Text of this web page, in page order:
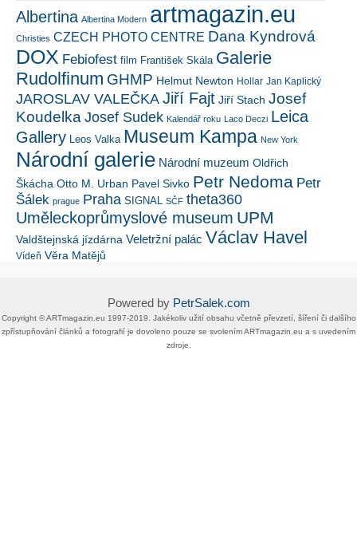
Albertina Albertina Modern artmagazin.eu
Christies CZECH PHOTO CENTRE Dana Kyndrová
DOX Febiofest film František Skála Galerie
Rudolfinum GHMP Helmut Newton Hollar Jan Kaplický
JAROSLAV VALEČKA Jiří Fajt Jiří Stach Josef
Koudelka Josef Sudek Kalendář roku Laco Deczi Leica
Gallery Leos Valka Museum Kampa New York
Národní galerie Národní muzeum Oldřich
Škácha Otto M. Urban Pavel Sivko Petr Nedoma Petr
Šálek prague Praha SIGNAL SČF theta360
Uměleckoprůmyslové museum UPM
Valdštejnská jízdárna Veletržní palác Václav Havel
Vídeň Věra Matějů
Powered by PetrSalek.com
Copyright ©​ ​​ARTmagazin.eu ​1997-2019​.​ Jakékoliv užití obsahu včetně převzetí, šíření či dalšího
zpřístupňování článků a fotografií je dovoleno pouze se svolením ​ARTmagazin.eu​ ​a s uvedením
zdroje.